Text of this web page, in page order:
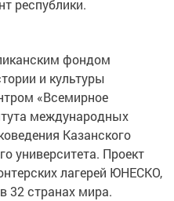
республики.
фондом
и культуры
«Всемирное
международных
Казанского
университета. Проект
лагерей ЮНЕСКО,
32 странах мира.